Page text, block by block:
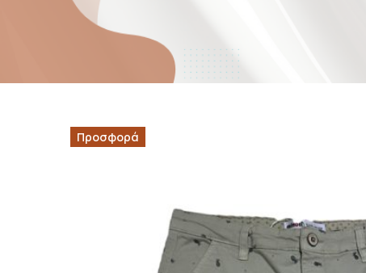
Προσφορά